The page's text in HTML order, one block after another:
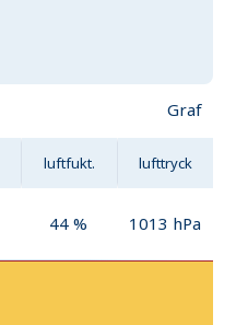
Graf
luftfukt. lufttryck
44 % 1013 hPa